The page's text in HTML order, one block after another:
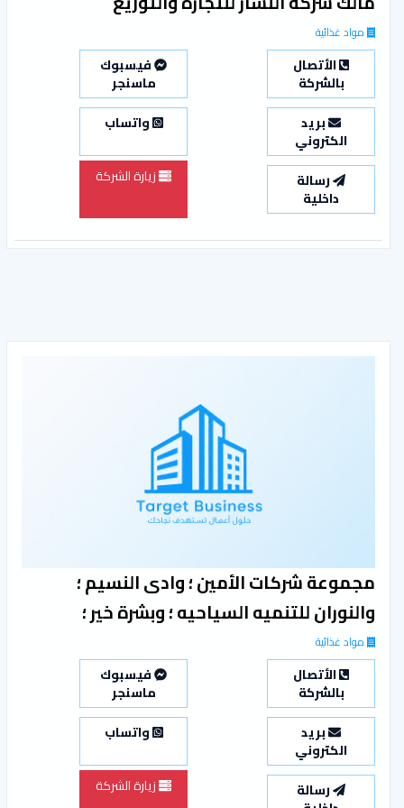
مواد غذائية
الأتصال
بالشركة
فيسبوك
ماسنجر
بريد
الكتروني
واتساب
رسالة
داخلية
زيارة الشركة
مجموعة شركات الأمين ؛ وادى النسيم ؛
والنوران للتنميه السياحيه ؛ وبشرة خير ؛
مواد غذائية
الأتصال
بالشركة
فيسبوك
ماسنجر
بريد
الكتروني
واتساب
رسالة زيارة الشركة